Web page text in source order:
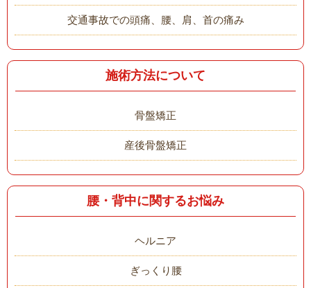
交通事故での頭痛、腰、肩、首の痛み
施術方法について
骨盤矯正
産後骨盤矯正
腰・背中に関するお悩み
ヘルニア
ぎっくり腰